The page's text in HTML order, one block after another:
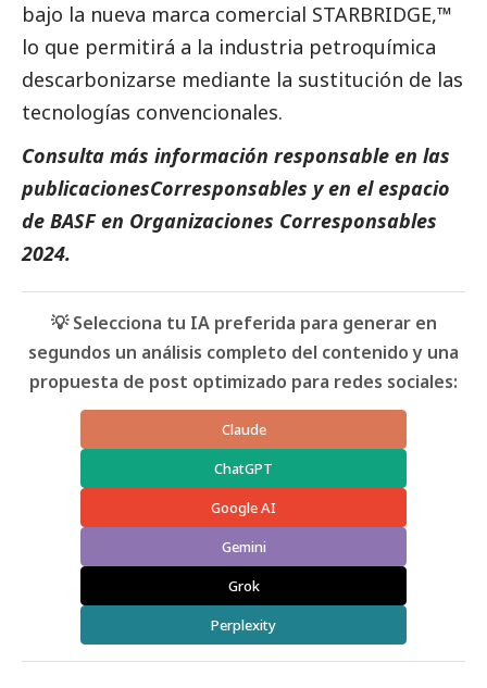
bajo la nueva marca comercial STARBRIDGE,™
lo que permitirá a la industria petroquímica
descarbonizarse mediante la sustitución de las
tecnologías convencionales.
Consulta más información responsable en las
publicacionesCorresponsables y en el espacio
de BASFen Organizaciones Corresponsables
2024.
💡 Selecciona tu IA preferida para generar en
segundos un análisis completo del contenido y una
propuesta de post optimizado para redes sociales:
Claude
ChatGPT
Google AI
Gemini
Grok
Perplexity